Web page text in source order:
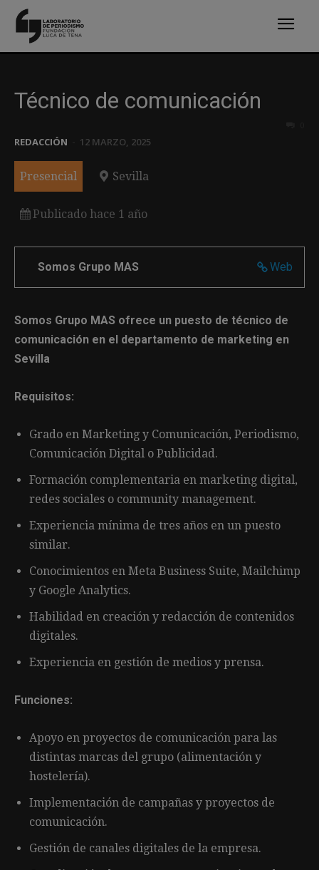
Técnico de comunicación
REDACCIÓN 12 MARZO, 2025
Presencial Sevilla
Publicado hace 1 año
Web
Somos Grupo MAS
Somos Grupo MAS ofrece un puesto de técnico de
comunicación en el departamento de marketing en
Sevilla
Requisitos:
Grado en Marketing y Comunicación, Periodismo,
Comunicación Digital o Publicidad.
Formación complementaria en marketing digital,
redes sociales o community management.
Experiencia mínima de tres años en un puesto
similar.
Conocimientos en Meta Business Suite, Mailchimp
y Google Analytics.
Habilidad en creación y redacción de contenidos
digitales.
Experiencia en gestión de medios y prensa.
Funciones:
Apoyo en proyectos de comunicación para las
distintas marcas del grupo (alimentación y
hostelería).
Implementación de campañas y proyectos de
comunicación.
Gestión de canales digitales de la empresa.